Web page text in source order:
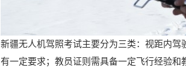
新疆无人机驾照考试主要分为三类：视距内
有一定要求；教员证则需具备一定飞行经验和